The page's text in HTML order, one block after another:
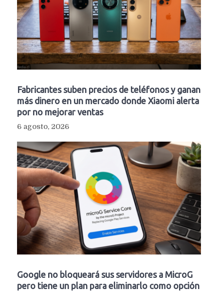
Fabricantes suben precios de teléfonos y ganan
más dinero en un mercado donde Xiaomi alerta
por no mejorar ventas
6 agosto, 2026
Google no bloqueará sus servidores a MicroG
pero tiene un plan para eliminarlo como opción